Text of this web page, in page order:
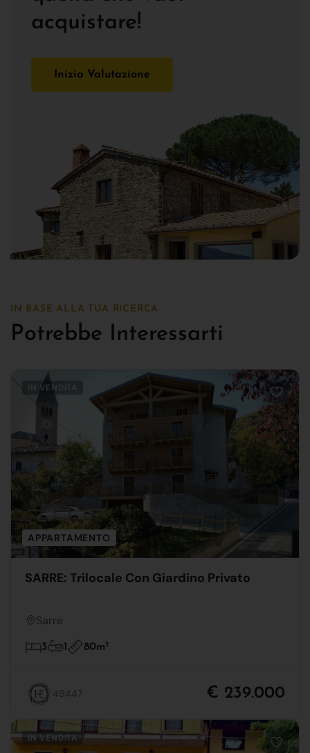
acquistare!
Inizia Valutazione
IN BASE ALLA TUA RICERCA
Potrebbe Interessarti
IN VENDITA
APPARTAMENTO
SARRE: Trilocale Con Giardino Privato
Sarre
3 1 80m2
49447 € 239.000
IN VENDITA